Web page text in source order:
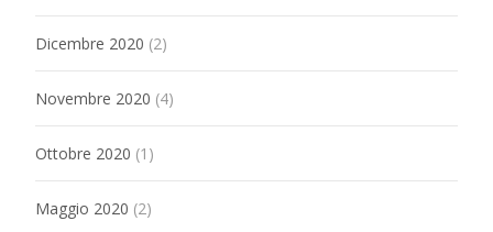
Dicembre 2020 (2)
Novembre 2020 (4)
Ottobre 2020 (1)
Maggio 2020 (2)